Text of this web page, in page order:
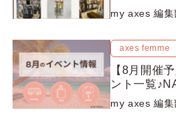
LOOP」に
とポイント
my axes 編集
axes femme
【8月開催
ント一覧
REZEN
Stage.、テ
my axes 編集